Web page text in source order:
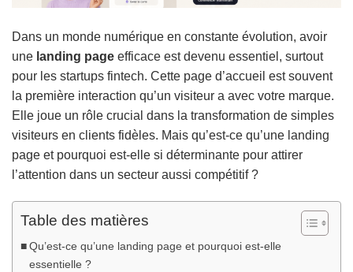
Dans un monde numérique en constante évolution, avoir
une landing page efficace est devenu essentiel, surtout
pour les startups fintech. Cette page d’accueil est souvent
la première interaction qu’un visiteur a avec votre marque.
Elle joue un rôle crucial dans la transformation de simples
visiteurs en clients fidèles. Mais qu’est-ce qu’une landing
page et pourquoi est-elle si déterminante pour attirer
l’attention dans un secteur aussi compétitif ?
Table des matières
Qu’est-ce qu’une landing page et pourquoi est-elle
essentielle ?